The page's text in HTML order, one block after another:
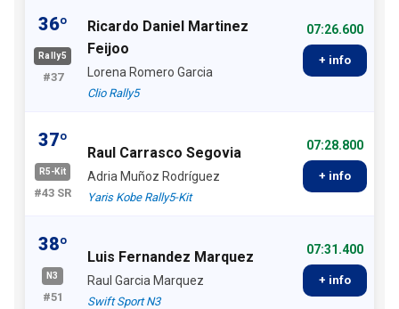
36º
Rally5
#37
Ricardo Daniel Martinez
Feijoo
Lorena Romero Garcia
Clio Rally5
07:26.600
+ info
37º
R5-Kit
#43 SR
Raul Carrasco Segovia
Adria Muñoz Rodríguez
Yaris Kobe Rally5-Kit
07:28.800
+ info
38º
N3
#51
Luis Fernandez Marquez
Raul Garcia Marquez
Swift Sport N3
07:31.400
+ info